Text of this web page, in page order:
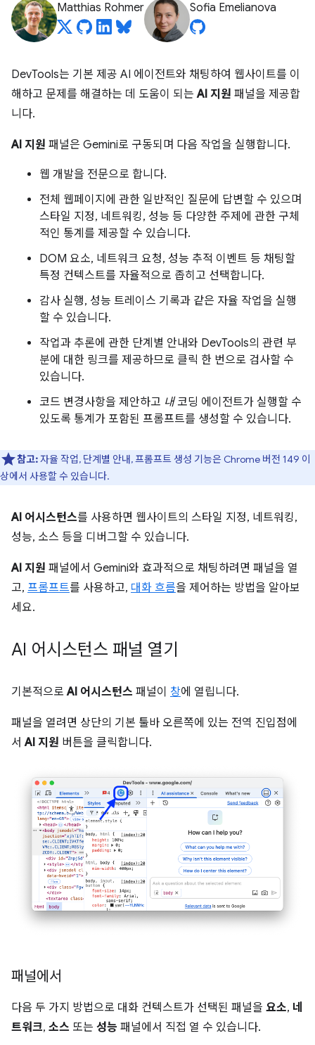
Matthias Rohmer Sofia Emelianova
DevTools는 기본 제공 AI 에이전트와 채팅하여 웹사이트를 이
해하고 문제를 해결하는 데 도움이 되는AI 지원 패널을 제공합
니다.
AI 지원 패널은 Gemini로 구동되며 다음 작업을 실행합니다.
웹 개발을 전문으로 합니다.
전체 웹페이지에 관한 일반적인 질문에 답변할 수 있으며
스타일 지정, 네트워킹, 성능 등 다양한 주제에 관한 구체
적인 통계를 제공할 수 있습니다.
DOM 요소, 네트워크 요청, 성능 추적 이벤트 등 채팅할
특정 컨텍스트를 자율적으로 좁히고 선택합니다.
감사 실행, 성능 트레이스 기록과 같은 자율 작업을 실행
할 수 있습니다.
작업과 추론에 관한 단계별 안내와 DevTools의 관련 부
분에 대한 링크를 제공하므로 클릭 한 번으로 검사할 수
있습니다.
코드 변경사항을 제안하고 내코딩 에이전트가 실행할 수
있도록 통계가 포함된 프롬프트를 생성할 수 있습니다.
참고:자율 작업, 단계별 안내, 프롬프트 생성 기능은 Chrome 버전 149 이
상에서 사용할 수 있습니다.
AI 어시스턴스를 사용하면 웹사이트의 스타일 지정, 네트워킹,
성능, 소스 등을 디버그할 수 있습니다.
AI 지원 패널에서 Gemini와 효과적으로 채팅하려면 패널을 열
고, 프롬프트를 사용하고, 대화 흐름을 제어하는 방법을 알아보
세요.
AI 어시스턴스 패널 열기
기본적으로AI 어시스턴스 패널이 창에 열립니다.
패널을 열려면 상단의 기본 툴바 오른쪽에 있는 전역 진입점에
서AI 지원 버튼을 클릭합니다.
패널에서
다음 두 가지 방법으로 대화 컨텍스트가 선택된 패널을 요소, 네
트워크, 소스 또는 성능 패널에서 직접 열 수 있습니다.